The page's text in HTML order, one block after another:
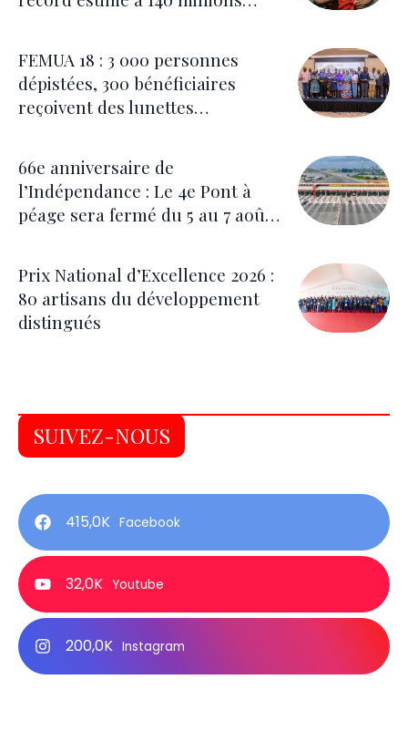
FEMUA 18 : 3 000 personnes
dépistées, 300 bénéficiaires
reçoivent des lunettes
66e anniversaire de
l’Indépendance : Le 4e Pont à
péage sera fermé du 5 au 7 août
Prix National d’Excellence 2026 :
80 artisans du développement
distingués
SUIVEZ-NOUS
415,0K Facebook
32,0K Youtube
200,0K Instagram